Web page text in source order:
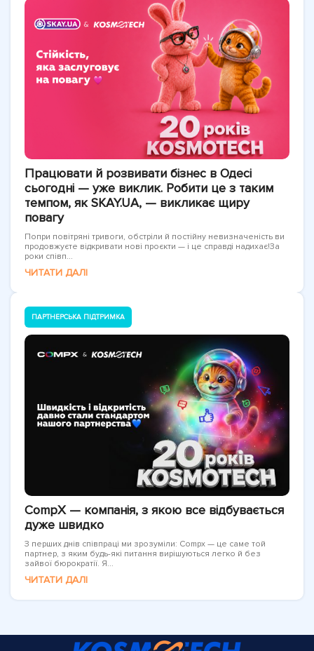
Працювати й розвивати бізнес в Одесі
сьогодні — уже виклик. Робити це з таким
темпом, як SKAY.UA, — викликає щиру
повагу
Попри повітряні тривоги, обстріли й постійну невизначеність ви
продовжуєте відкривати нові проєкти — і це справді надихає!За
роки співп...
ЧИТАТИ ДАЛІ
ПАРТНЕРСЬКА ПІДТРИМКА
CompX — компанія, з якою все відбувається
дуже швидко
З перших днів співпраці ми зрозуміли: Compx — це саме той
партнер, з яким будь-які питання вирішуються легко й без
зайвої бюрократії. Я...
ЧИТАТИ ДАЛІ